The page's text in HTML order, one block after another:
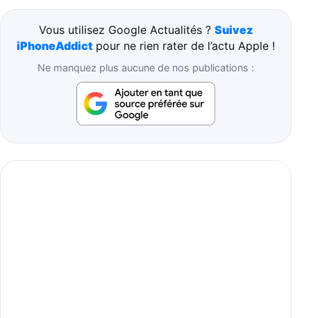
Vous utilisez Google Actualités ? Suivez
iPhoneAddict pour ne rien rater de l’actu Apple !
Ne manquez plus aucune de nos publications :